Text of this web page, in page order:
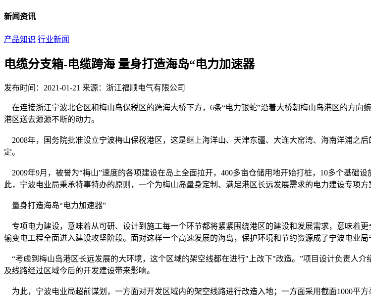
新闻资讯
产品知识 行业新闻
电缆分支箱-电缆跨海 量身打造海岛“电力加速器
发布时间：2021-01-21 来源：浙江福顺电气有限公司
在连接浙江宁波北仑区和梅山岛保税区的跨海大桥下方，6条“电力银蛇”沿着大桥朝梅山岛港区的方向
港区送去源源不断的动力。
2008年，国务院批准设立宁波梅山保税港区，这是继上海洋山、天津东疆、大连大窑湾、海南洋浦之
定。
2009年9月，被誉为“梅山”速度的各项建设在岛上全面拉开，400多亩仓储用地开始打桩，10多个基础
此，宁波电业局秉承特事特办的原则，一个为梅山岛量身定制、满足港区长远发展需求的电力建设专项方
量身打造海岛“电力加速器”
专项电力建设，意味着从可研、设计到施工每一个环节都将紧紧围绕港区的建设和发展需求，意味着
输变电工程全面进入建设攻坚阶段。面对这样一个高速发展的海岛，保护环境和节约资源成了宁波电业局
“考虑到梅山岛港区长远发展的大环境，这个区域的架空线都在进行"上改下"改造。”项目设计负责人
及线路经过区域今后的开发建设带来影响。
为此，宁波电业局超前谋划，一方面对开发区域内的架空线路进行改造入地；一方面采用截面1000平